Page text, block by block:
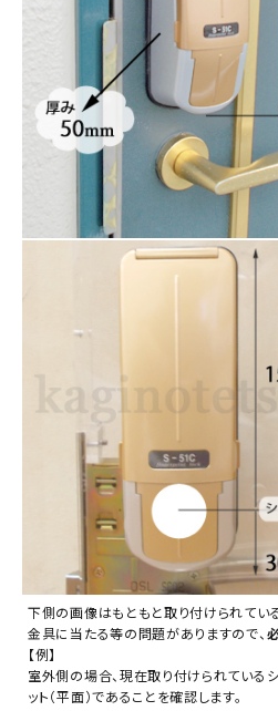
下側の画像はもともと取り付けられてい
金具に当たる等の問題がありますので、
【例】
室外側の場合、現在取り付けられている
ット（平面）であることを確認します。